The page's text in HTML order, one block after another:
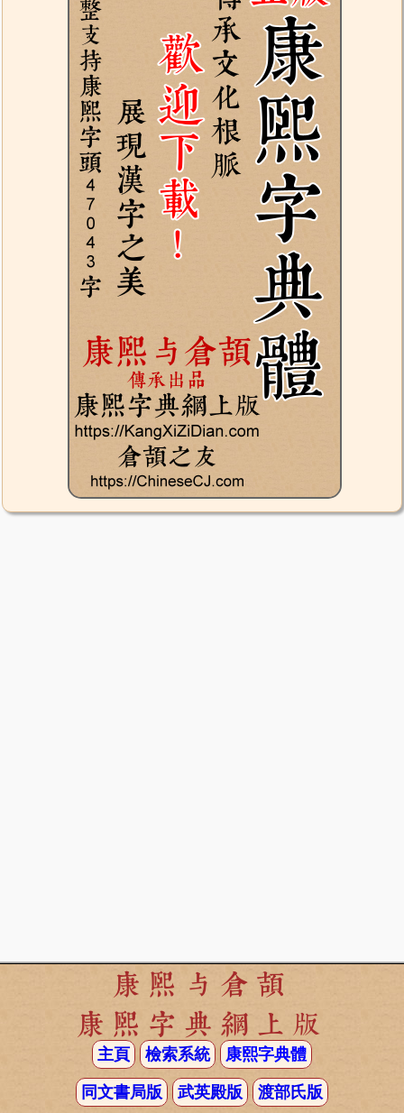
康熙与倉頡
康熙字典網上版
主頁 檢索系統 康熙字典體
同文書局版 武英殿版 渡部氏版